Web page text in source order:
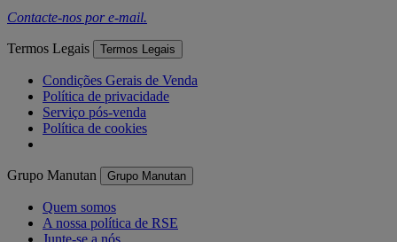
Contacte-nos pore-mail.
Termos Legais Termos Legais
Condições Gerais de Venda
Política de privacidade
Serviço pós-venda
Política de cookies
Grupo Manutan Grupo Manutan
Quem somos
A nossa política de RSE